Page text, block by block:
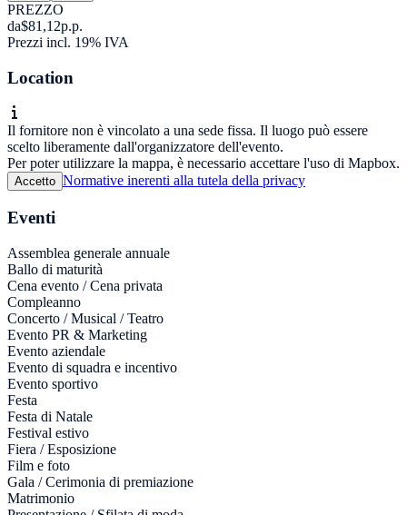
PREZZO
da$81,12p.p.
Prezzi incl. 19% IVA
Location
Il fornitore non è vincolato a una sede fissa. Il luogo può essere
scelto liberamente dall'organizzatore dell'evento.
Per poter utilizzare la mappa, è necessario accettare l'uso di Mapbox.
Accetto Normative inerenti alla tutela della privacy
Eventi
Assemblea generale annuale
Ballo di maturità
Cena evento / Cena privata
Compleanno
Concerto / Musical / Teatro
Evento PR & Marketing
Evento aziendale
Evento di squadra e incentivo
Evento sportivo
Festa
Festa di Natale
Festival estivo
Fiera / Esposizione
Film e foto
Gala / Cerimonia di premiazione
Matrimonio